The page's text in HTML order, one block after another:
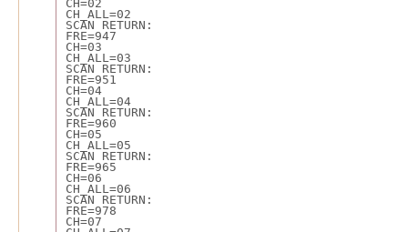
CH=02
CH_ALL=02
SCAN RETURN:
FRE=947
CH=03
CH_ALL=03
SCAN RETURN:
FRE=951
CH=04
CH_ALL=04
SCAN RETURN:
FRE=960
CH=05
CH_ALL=05
SCAN RETURN:
FRE=965
CH=06
CH_ALL=06
SCAN RETURN:
FRE=978
CH=07